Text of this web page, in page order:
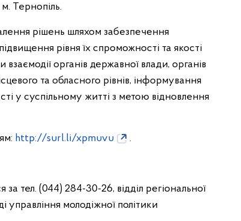
Тернопіль.
рішень шляхом забезпечення
рівня їх спроможності та якості
органів державної влади, органів
та обласного рівнів, інформування
у суспільному житті з метою відновлення
http://surl.li/xpmuvu .
тел. (044) 284-30-26, відділ регіональної
управління молодіжної політики